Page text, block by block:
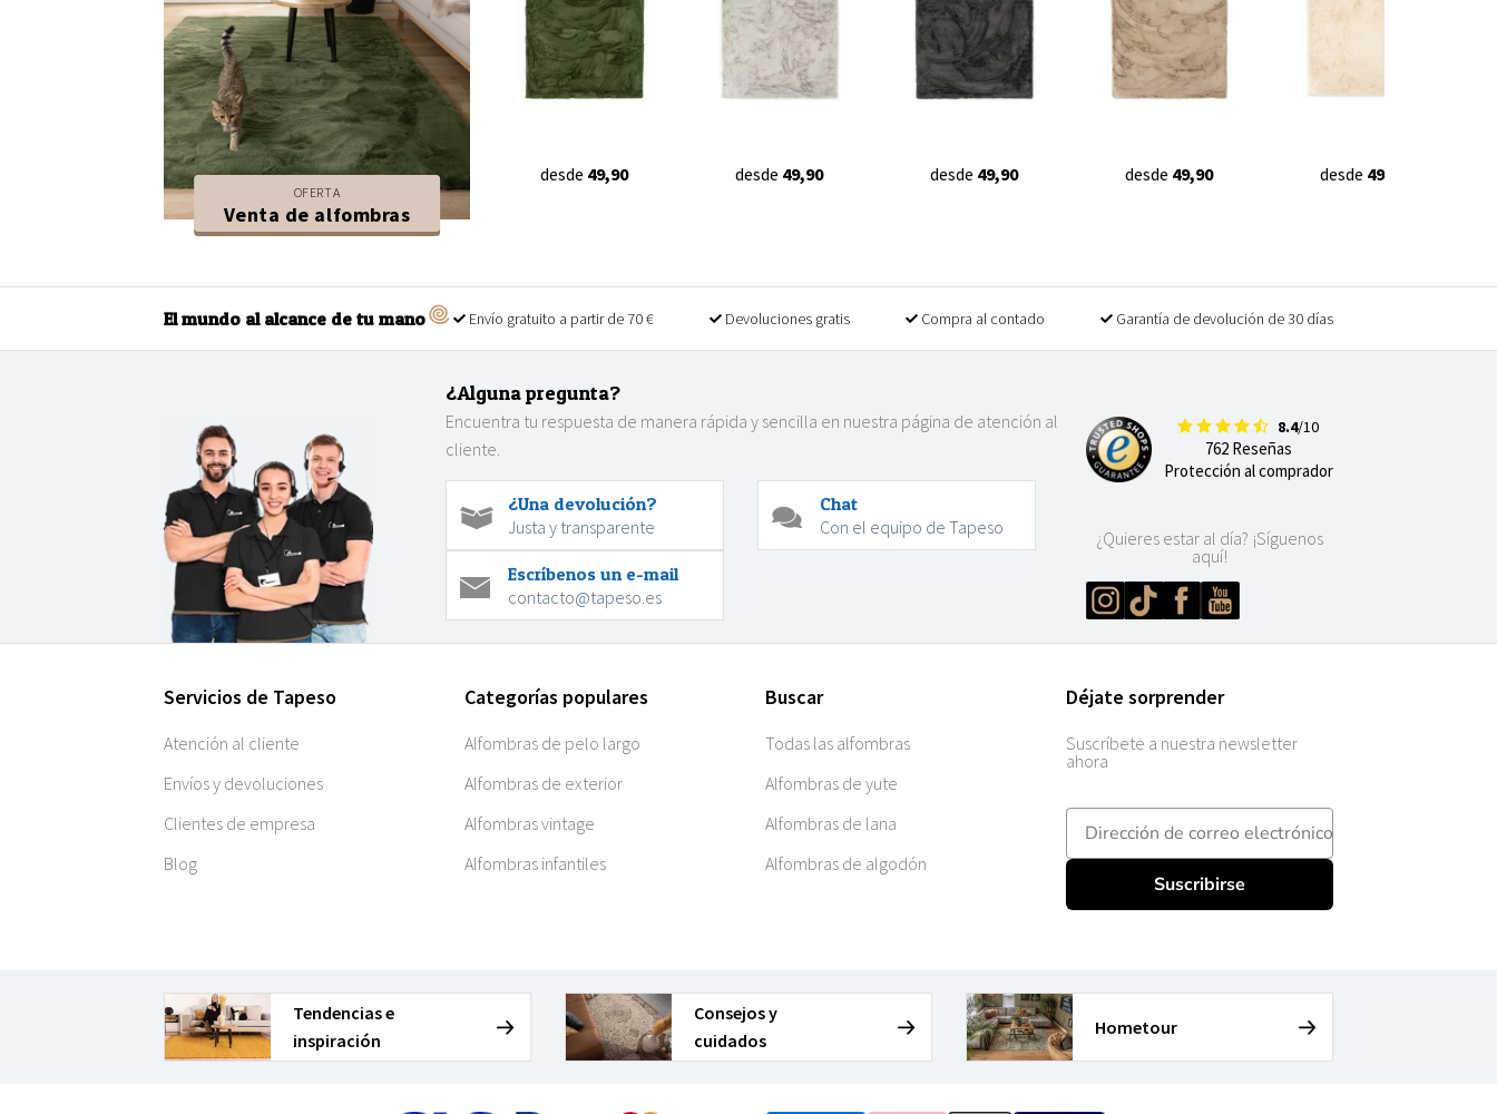
OFERTA
Venta de alfombras
desde 49,90 desde 49,90 desde 49,90 desde 49,90 desde 49,90
El mundo al alcance de tu mano Envío gratuito a partir de 70 € Devoluciones gratis Compra al contado Garantía de devolución de 30 días
¿Alguna pregunta?
Encuentra tu respuesta de manera rápida y sencilla en nuestra página de atención al
cliente.
¿Una devolución?
Justa y transparente
Chat
Con el equipo de Tapeso
Escríbenos un e-mail
contacto@tapeso.es
8.4/10
762 Reseñas
Protección al comprador
¿Quieres estar al día? ¡Síguenos
aquí!
Servicios de Tapeso
Atención al cliente
Envíos y devoluciones
Clientes de empresa
Blog
Categorías populares
Alfombras de pelo largo
Alfombras de exterior
Alfombras vintage
Alfombras infantiles
Buscar
Todas las alfombras
Alfombras de yute
Alfombras de lana
Alfombras de algodón
Déjate sorprender
Suscríbete a nuestra newsletter
ahora
E-mailadres
Suscribirse
Tendencias e
inspiración
Consejos y
cuidados
Hometour